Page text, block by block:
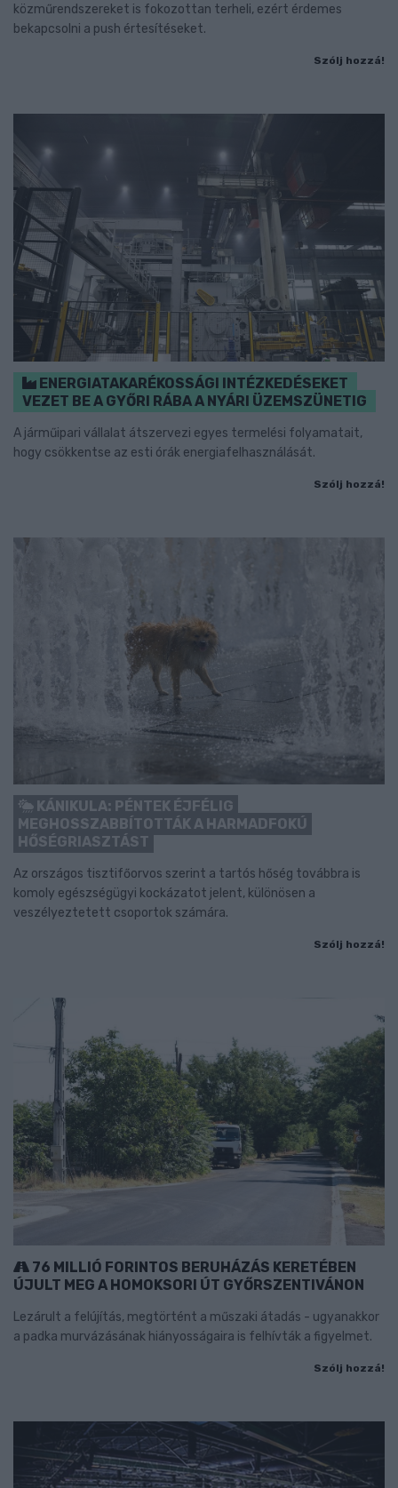
közműrendszereket is fokozottan terheli, ezért érdemes
bekapcsolni a push értesítéseket.
Szólj hozzá!
ENERGIATAKARÉKOSSÁGI INTÉZKEDÉSEKET
VEZET BE A GYŐRI RÁBA A NYÁRI ÜZEMSZÜNETIG
A járműipari vállalat átszervezi egyes termelési folyamatait,
hogy csökkentse az esti órák energiafelhasználását.
Szólj hozzá!
KÁNIKULA: PÉNTEK ÉJFÉLIG
MEGHOSSZABBÍTOTTÁK A HARMADFOKÚ
HŐSÉGRIASZTÁST
Az országos tisztifőorvos szerint a tartós hőség továbbra is
komoly egészségügyi kockázatot jelent, különösen a
veszélyeztetett csoportok számára.
Szólj hozzá!
76 MILLIÓ FORINTOS BERUHÁZÁS KERETÉBEN
ÚJULT MEG A HOMOKSORI ÚT GYŐRSZENTIVÁNON
Lezárult a felújítás, megtörtént a műszaki átadás - ugyanakkor
a padka murvázásának hiányosságaira is felhívták a figyelmet.
Szólj hozzá!